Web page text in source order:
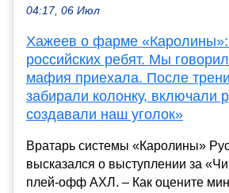
04:17, 06 Июл
Хажеев о фарме
российских ребят. Мы
мафия приехала. После
забирали колонку, включали
создавали наш уголок»
Вратарь системы «Каролины»
высказался о выступлении за
плей-офф АХЛ. – Как оцените